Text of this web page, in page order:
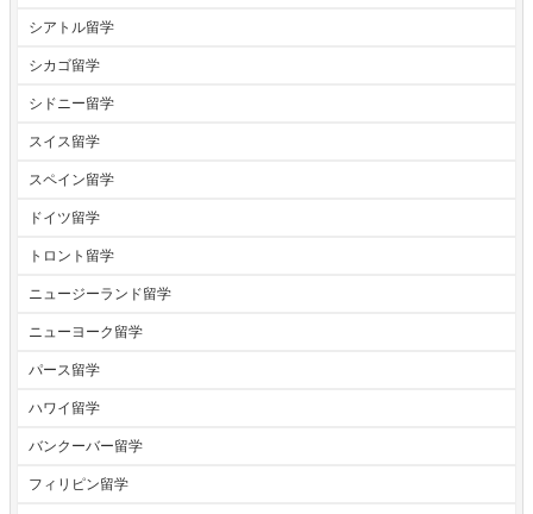
シアトル留学
シカゴ留学
シドニー留学
スイス留学
スペイン留学
ドイツ留学
トロント留学
ニュージーランド留学
ニューヨーク留学
パース留学
ハワイ留学
バンクーバー留学
フィリピン留学